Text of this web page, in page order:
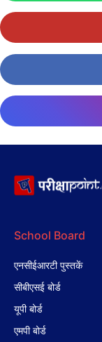
School Board
एनसीईआरटी पुस्तकें
सीबीएसई बोर्ड
यूपी बोर्ड
एमपी बोर्ड